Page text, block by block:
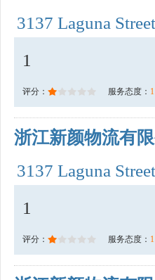
3137 Laguna Street
1
评分： 服务态度： 1
浙江新颜物流有
3137 Laguna Street
1
评分： 服务态度： 1